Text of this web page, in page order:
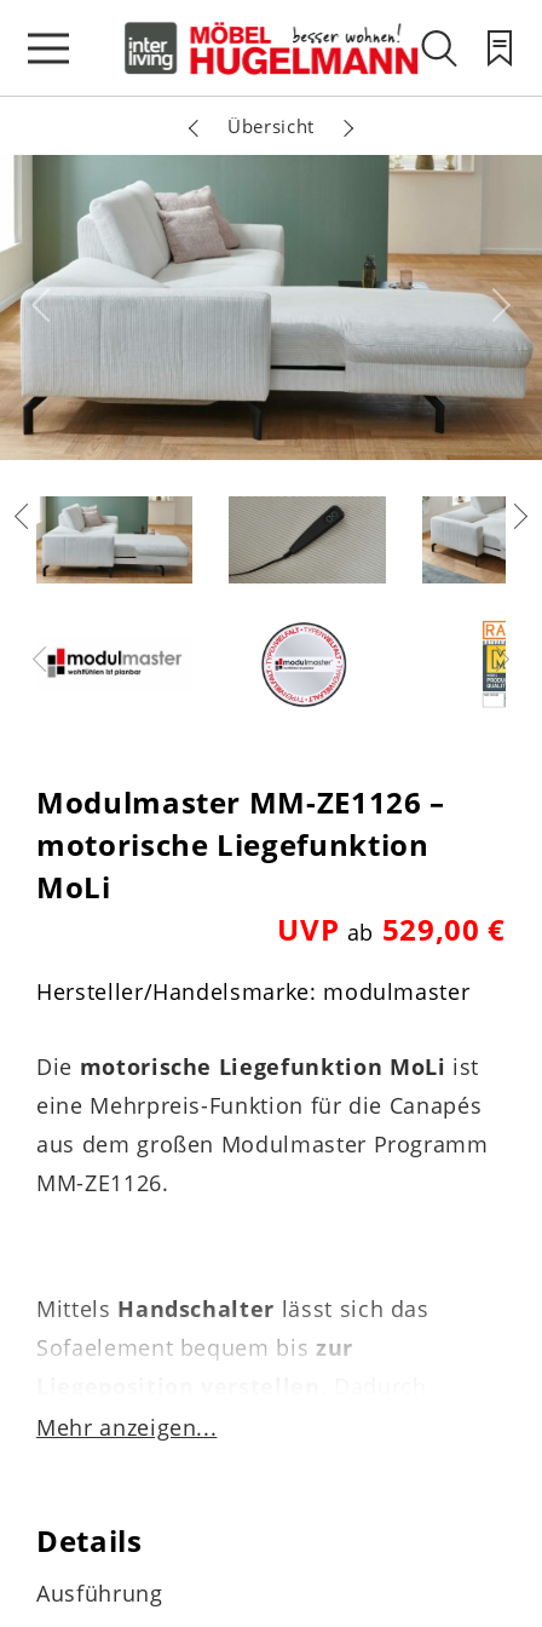
Übersicht
Modulmaster MM-ZE1126 –
motorische Liegefunktion
MoLi
UVP ab 529,00 €
Hersteller/Handelsmarke: modulmaster
Die motorische Liegefunktion MoLi ist
eine Mehrpreis-Funktion für die Canapés
aus dem großen Modulmaster Programm
MM-ZE1126.
Mittels Handschalter lässt sich das
Sofaelement bequem bis zur
können Sie beim Lesen, Fernsehen oder
einfach relaxen. Im komplett
ausgefahrenen Zustand beträgt die
Mehr anzeigen...
Details
Ausführung